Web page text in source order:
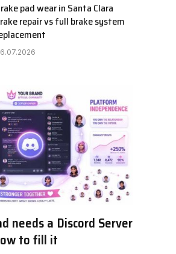
pad wear in Santa Clara
repair vs full brake system
needs a Discord Server
to fill it